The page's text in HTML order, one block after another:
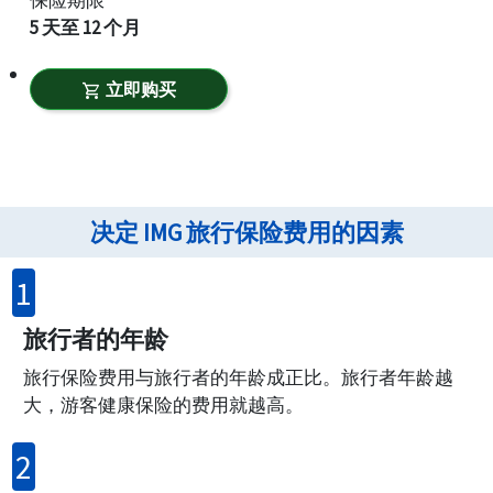
5 天至 12 个月
shopping_cart 立即购买
决定 IMG 旅行保险费用的因素
1
旅行者的年龄
旅行保险费用与旅行者的年龄成正比。旅行者年龄越
大，游客健康保险的费用就越高。
2